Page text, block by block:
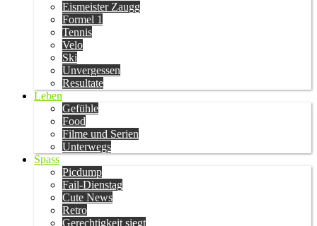
Eismeister Zaugg
Formel 1
Tennis
Velo
Ski
Unvergessen
Resultate
Leben
Gefühle
Food
Filme und Serien
Unterwegs
Spass
Picdump
Fail-Dienstag
Cute News
Retro
Gerechtigkeit siegt